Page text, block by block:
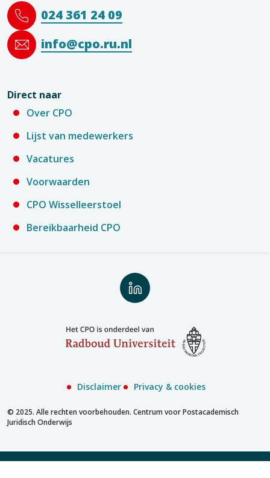
024 361 24 09
info@cpo.ru.nl
Direct naar
Over CPO
Lijst van medewerkers
Vacatures
Voorwaarden
CPO Wisselleerstoel
Bereikbaarheid CPO
Volg
ons
LinkedIn
© 2025. Alle rechten voorbehouden. Centrum voor Postacademisch
Juridisch Onderwijs
Disclaimer Privacy & cookies
Inschrijven met MijnCPO